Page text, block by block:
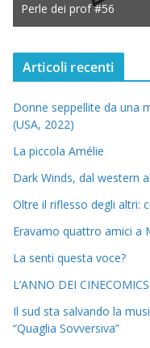
Perle dei prof #56
Articoli recenti
Donne seppellite da una
(USA, 2022)
La piccola Amélie
Dark Winds, dal western
Oltre il riflesso degli altri:
Eravamo quattro amici a
La senti questa voce?
L’ANNO DEI
Il sud sta salvando la
“Quaglia Sovversiva”